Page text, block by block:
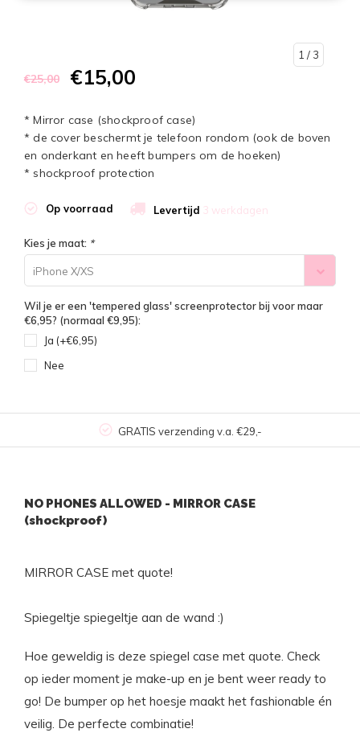
1 / 3
€25,00 €15,00
* Mirror case (shockproof case)
* de cover beschermt je telefoon rondom (ook de boven
en onderkant en heeft bumpers om de hoeken)
* shockproof protection
Op voorraad Levertijd 3 werkdagen
Kies je maat: *
iPhone X/XS
Wil je er een 'tempered glass' screenprotector bij voor maar
€6,95? (normaal €9,95):
Ja (+€6,95)
Nee
GRATIS verzending v.a. €29,-
NO PHONES ALLOWED - MIRROR CASE
(shockproof)
MIRROR CASE met quote!
Spiegeltje spiegeltje aan de wand :)
Hoe geweldig is deze spiegel case met quote. Check
op ieder moment je make-up en je bent weer ready to
go! De bumper op het hoesje maakt het fashionable én
veilig. De perfecte combinatie!